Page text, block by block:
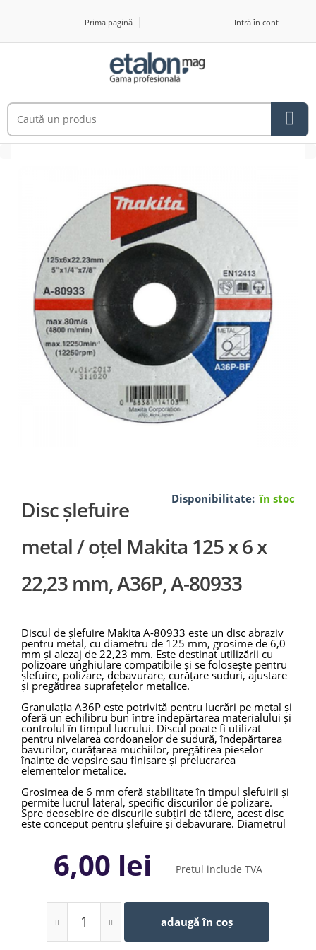
Prima pagină Intră în cont
Disponibilitate: în stoc
Disc șlefuire
metal / oțel Makita 125 x 6 x
22,23 mm, A36P, A-80933
Discul de șlefuire Makita A-80933 este un disc abraziv
pentru metal, cu diametru de 125 mm, grosime de 6,0
mm și alezaj de 22,23 mm. Este destinat utilizării cu
polizoare unghiulare compatibile și se folosește pentru
șlefuire, polizare, debavurare, curățare suduri, ajustare
și pregătirea suprafețelor metalice.
Granulația A36P este potrivită pentru lucrări pe metal și
oferă un echilibru bun între îndepărtarea materialului și
controlul în timpul lucrului. Discul poate fi utilizat
pentru nivelarea cordoanelor de sudură, îndepărtarea
bavurilor, curățarea muchiilor, pregătirea pieselor
înainte de vopsire sau finisare și prelucrarea
elementelor metalice.
Grosimea de 6 mm oferă stabilitate în timpul șlefuirii și
permite lucrul lateral, specific discurilor de polizare.
Spre deosebire de discurile subțiri de tăiere, acest disc
este conceput pentru șlefuire și debavurare. Diametrul
unghiulare de 125 mm.
Makita A-80933 este potrivit pentru confecții metalice,
polizorului și echipament complet de protecție,
respectând turația maximă și instrucțiunile sculei
folosite.
6,00 lei Pretul include TVA
adaugă în coș